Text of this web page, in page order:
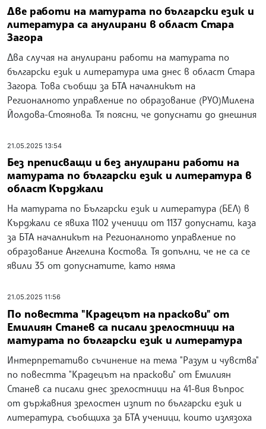
Две работи на матурата по български език и
литература са анулирани в област Стара
Загора
Два случая на анулирани работи на матурата по
български език и литература има днес в област Стара
Загора. Това съобщи за БТА началникът на
Регионалното управление по образование (РУО)Милена
Йолдова-Стоянова. Тя поясни, че допуснати до днешния
21.05.2025 13:54
Без преписващи и без анулирани работи на
матурата по български език и литература в
област Кърджали
На матурата по Български език и литература (БЕЛ) в
Кърджали се явиха 1102 ученици от 1137 допуснати, каза
за БТА началникът на Регионалното управление по
образование Ангелина Костова. Тя допълни, че не са се
явили 35 от допуснатите, като няма
21.05.2025 11:56
По повестта "Крадецът на праскови" от
Емилиян Станев са писали зрелостници на
матурата по български език и литература
Интерпретативо съчинение на тема "Разум и чувства"
по повестта "Крадецът на праскови" от Емилиян
Станев са писали днес зрелостници на 41-вия въпрос
от държавния зрелостен изпит по български език и
литература, съобщиха за БТА ученици, които излязоха